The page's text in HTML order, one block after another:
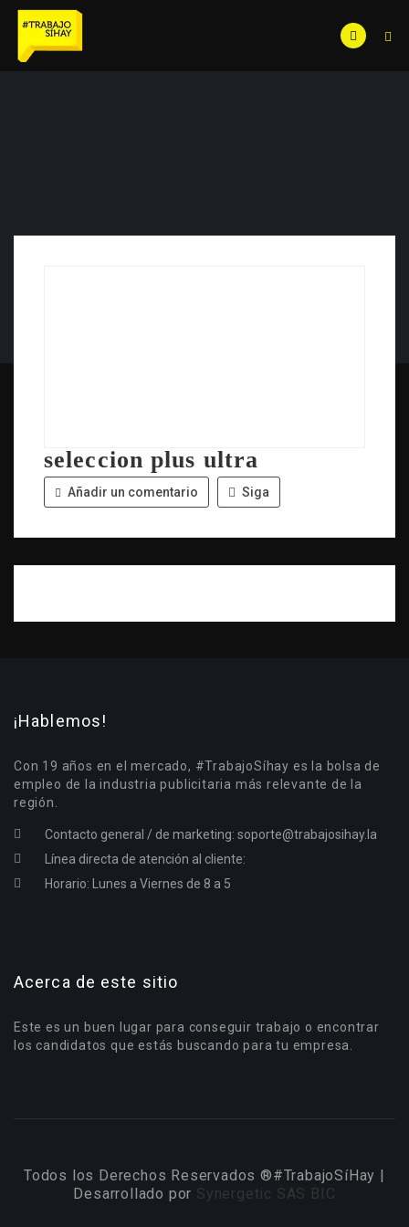
seleccion plus ultra
Añadir un comentario Siga
¡Hablemos!
Con 19 años en el mercado, #TrabajoSíhay es la bolsa de
empleo de la industria publicitaria más relevante de la
región.
Contacto general / de marketing: soporte@trabajosihay.la
Línea directa de atención al cliente:
Horario: Lunes a Viernes de 8 a 5
Acerca de este sitio
Este es un buen lugar para conseguir trabajo o encontrar
los candidatos que estás buscando para tu empresa.
Todos los Derechos Reservados ®#TrabajoSíHay |
Desarrollado por Synergetic SAS BIC